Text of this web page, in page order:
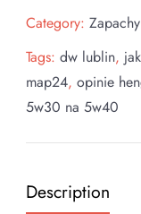
Category:
Tags: dw lublin,
map24, opinie
5w30 na 5w40
Description